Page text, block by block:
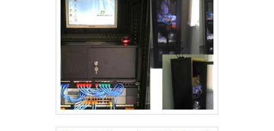
de mais atual para garantir a qualidade
final para cada cliente O time tem
colaboradores atentos ao mercado
que terão o maior prazer em auxiliar
com suas dúvidas.EFICIÊNCIA E
QUALIDADE COMPROVADANa Rack for
Solution existe o que há de melhor em
comercialização de produtos e